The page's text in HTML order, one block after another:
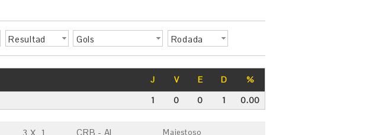
Resultad
Gols Rodada
J V E D
%
1
0 0 1 0.00
CRB - AL Majestoso